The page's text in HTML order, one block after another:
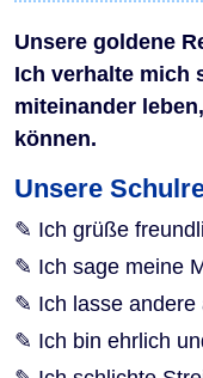
Unsere goldene
Ich verhalte mich
miteinander
können.
Unsere
Ich grüße
Ich sage meine
Ich lasse andere
Ich bin ehrlich